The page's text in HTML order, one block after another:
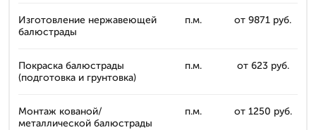
Изготовление нержавеющей
балюстрады
п.м. от 9871 руб.
Покраска балюстрады
(подготовка и грунтовка)
п.м. от 623 руб.
Монтаж кованой/
металлической балюстрады
п.м. от 1250 руб.